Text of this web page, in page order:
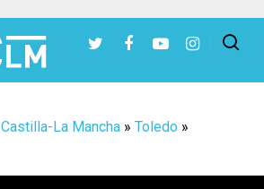
Castilla-La Mancha » Toledo »